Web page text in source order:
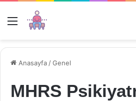
Menü
Anasayfa /Genel
MHRS